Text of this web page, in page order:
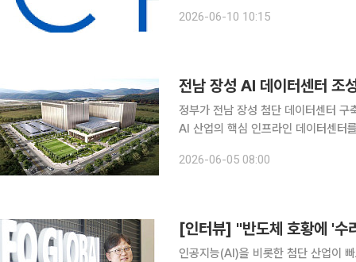
스터 네트워크 패브릭 시스템 및 최적
2026-06-10 10:15
전남 장성 AI 데이터센터 조
정부가 전남 장성 첨단 데이터센터
AI 산업의 핵심 인프라인 데이터센터
제관계장관회의에서 지역활성화 투
2026-06-05 08:00
인공지능(AI)을 비롯한 첨단 산업이